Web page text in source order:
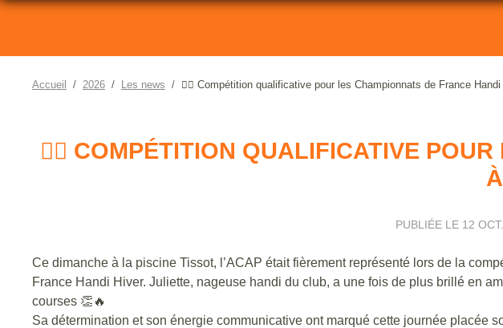
Accueil 2026 Les news 🏊‍♀️ Compétition qualificative pour les Championnats de France
🏊‍♀️ COMPÉTITION QUALIFICATIVE
PUBLIÉE LE 12
Ce dimanche à la piscine Tissot, l’ACAP était fièrement représenté lors de la
France Handi Hiver. Juliette, nageuse handi du club, a une fois de plus brillé en
courses 👏🔥
Sa détermination et son énergie communicative ont marqué cette journée placée